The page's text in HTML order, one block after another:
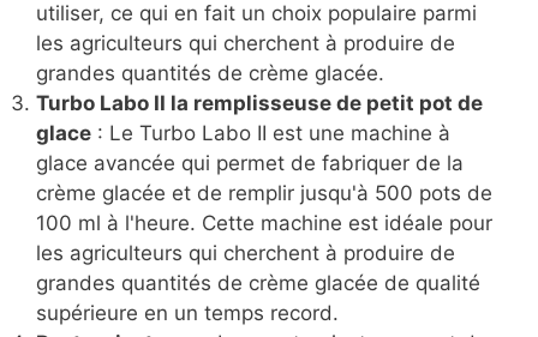
utiliser, ce qui en fait un choix populaire parmi
les agriculteurs qui cherchent à produire de
grandes quantités de crème glacée.
Turbo Labo II la remplisseuse de petit pot de
glace : Le Turbo Labo II est une machine à
glace avancée qui permet de fabriquer de la
crème glacée et de remplir jusqu'à 500 pots de
100 ml à l'heure. Cette machine est idéale pour
les agriculteurs qui cherchent à produire de
grandes quantités de crème glacée de qualité
supérieure en un temps record.